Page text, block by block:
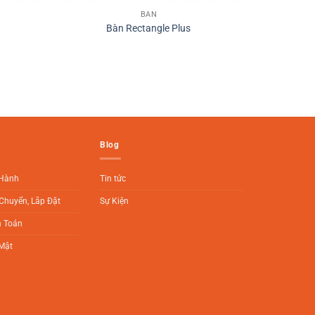
BÀN
Bàn Rectangle Plus
Lắp Đặt
Toán
Blog
Tin tức
Sự Kiện